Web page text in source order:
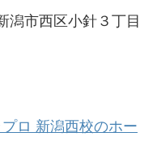
潟市西区小針３丁目
ロ 新潟西校のホー